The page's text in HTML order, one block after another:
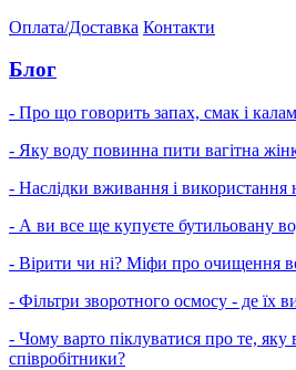
Оплата/Доставка Контакти
Блог
- Про що говорить запах, смак і
- Яку воду повинна пити вагітна
- Наслідки вживання і використання
- А ви все ще купуєте бутильовану
- Вірити чи ні? Міфи про очищення
- Фільтри зворотного осмосу - де їх
- Чому варто піклуватися про те, яку
співробітники?